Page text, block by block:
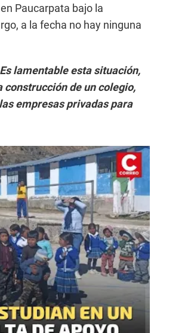
Paucarpata bajo la
a la fecha no hay ninguna
lamentable esta situación,
de un colegio,
empresas privadas para